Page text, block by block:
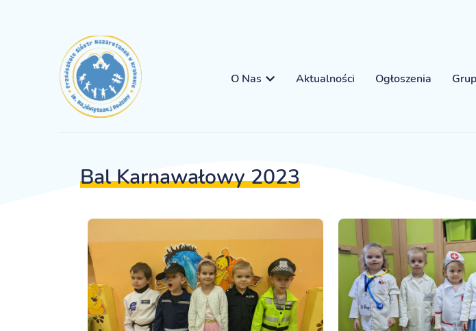
O Nas Aktualności Ogłoszenia
Bal Karnawałowy 2023